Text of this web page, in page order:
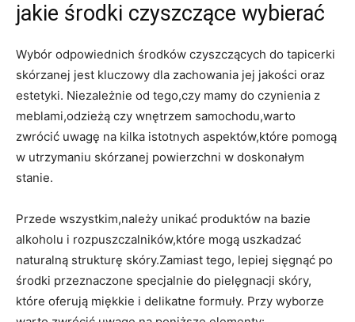
jakie środki czyszczące wybierać
Wybór ⁢odpowiednich ​środków‌ czyszczących do ‍tapicerki
skórzanej jest kluczowy dla zachowania jej jakości oraz
estetyki. Niezależnie od tego,czy mamy do czynienia z ​
meblami,odzieżą⁤ czy wnętrzem samochodu,warto ​
zwrócić ‌uwagę na kilka istotnych aspektów,które ⁢pomogą
w ⁣utrzymaniu skórzanej powierzchni w doskonałym
stanie.
Przede wszystkim,należy‍ unikać produktów na ​bazie
alkoholu i rozpuszczalników,które mogą uszkadzać
naturalną ⁤strukturę skóry.Zamiast tego, lepiej sięgnąć po
środki przeznaczone specjalnie do pielęgnacji skóry,
które oferują miękkie i​ delikatne formuły. Przy wyborze